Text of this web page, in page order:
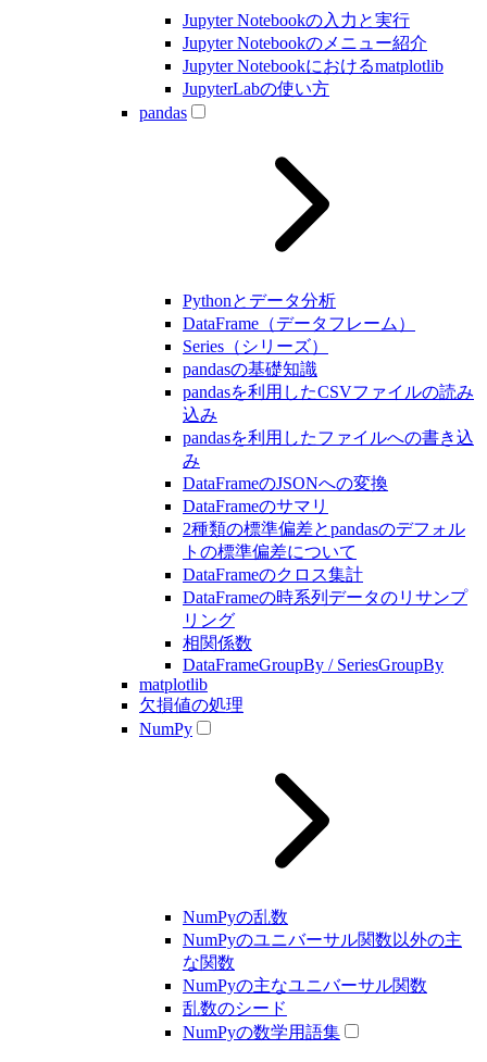
Jupyter Notebookの入力と実行
Jupyter Notebookのメニュー紹介
Jupyter Notebookにおけるmatplotlib
JupyterLabの使い方
pandas
Pythonとデータ分析
DataFrame（データフレーム）
Series（シリーズ）
pandasの基礎知識
pandasを利用したCSVファイルの読み
込み
pandasを利用したファイルへの書き込
み
DataFrameのJSONへの変換
DataFrameのサマリ
2種類の標準偏差とpandasのデフォル
トの標準偏差について
DataFrameのクロス集計
DataFrameの時系列データのリサンプ
リング
相関係数
DataFrameGroupBy / SeriesGroupBy
matplotlib
欠損値の処理
NumPy
NumPyの乱数
NumPyのユニバーサル関数以外の主
な関数
NumPyの主なユニバーサル関数
乱数のシード
NumPyの数学用語集